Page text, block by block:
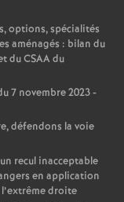
options, spécialités
aménagés : bilan du
du CSAA du
7 novembre 2023 -
défendons la voie
recul inacceptable
en application
droite